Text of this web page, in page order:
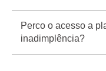
Perco o acesso a
inadimplência?